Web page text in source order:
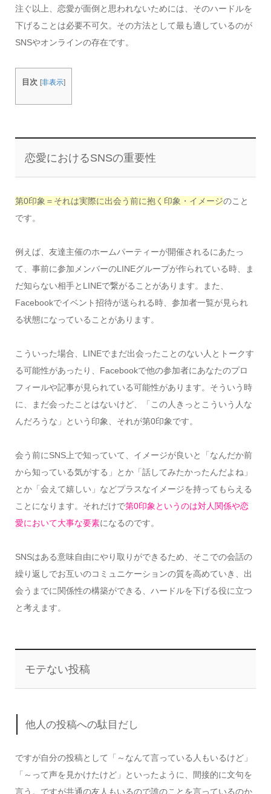
注ぐ以上、恋愛が面倒と思われないためには、そのハードルを
下げることは必要不可欠。その方法として最も適しているのが
SNSやオンラインの存在です。
目次 [非表示]
恋愛におけるSNSの重要性
第0印象＝それは実際に出会う前に抱く印象・イメージのこと
です。
例えば、友達主催のホームパーティーが開催されるにあたっ
て、事前に参加メンバーのLINEグループが作られている時、ま
だ知らない相手とLINEで繋がることがあります。また、
Facebookでイベント招待が送られる時、参加者一覧が見られ
る状態になっていることがあります。
こういった場合、LINEでまだ出会ったことのない人とトークす
る可能性があったり、Facebookで他の参加者にあなたのプロ
フィールや記事が見られている可能性があります。そういう時
に、まだ会ったことはないけど、「この人きっとこういう人な
んだろうな」という印象、それが第0印象です。
会う前にSNS上で知っていて、イメージが良いと「なんだか前
から知っている気がする」とか「話してみたかったんだよね」
とか「会えて嬉しい」などプラスなイメージを持ってもらえる
ことになります。それだけで第0印象というのは対人関係や恋
愛において大事な要素になるのです。
SNSはある意味自由にやり取りができるため、そこでの会話の
繰り返しでお互いのコミュニケーションの質を高めていき、出
会うまでに関係性の構築ができる、ハードルを下げる役に立つ
と考えます。
モテない投稿
他人の投稿への駄目だし
ですが自分の投稿として「～なんて言っている人もいるけど」
「～って声を見かけたけど」といったように、間接的に文句を
言う。ですが共通の友人もいるので誰のことを言っているのか